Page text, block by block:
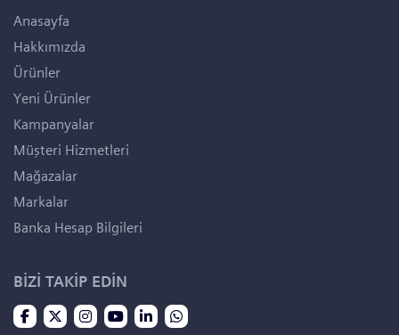
Anasayfa
Hakkımızda
Ürünler
Yeni Ürünler
Kampanyalar
Müşteri Hizmetleri
Mağazalar
Markalar
Banka Hesap Bilgileri
BİZİ TAKİP EDİN